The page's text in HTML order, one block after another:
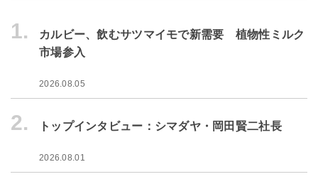
1.
カルビー、飲むサツマイモで新需要 植物性ミルク
市場参入
2026.08.05
2. トップインタビュー：シマダヤ・岡田賢二社長
2026.08.01